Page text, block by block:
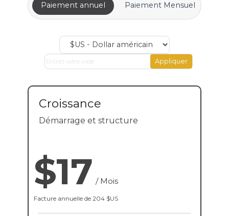
Paiement annuel Paiement Mensuel
Croissance
Démarrage et structure
$17 / Mois
Facture annuelle de 204 $US